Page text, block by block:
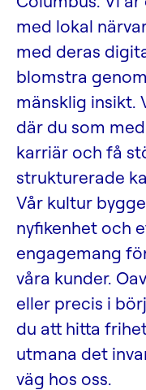
med lokal
med deras
blomstra
mänsklig insikt.
där du som
karriär och få
strukturerade
Vår kultur
nyfikenhet och
engagemang
våra kunder.
eller precis i
du att hitta
utmana det
väg hos oss.